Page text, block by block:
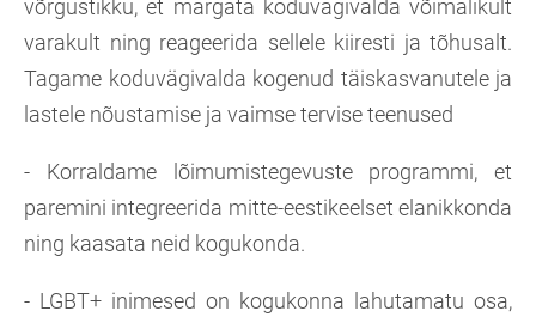
võrgustikku, et märgata koduvägivalda võimalikult
varakult ning reageerida sellele kiiresti ja tõhusalt.
Tagame koduvägivalda kogenud täiskasvanutele ja
lastele nõustamise ja vaimse tervise teenused
- Korraldame lõimumistegevuste programmi, et
paremini integreerida mitte-eestikeelset elanikkonda
ning kaasata neid kogukonda.
- LGBT+ inimesed on kogukonna lahutamatu osa,